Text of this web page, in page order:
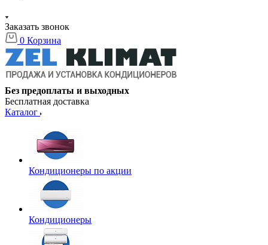
Заказать звонок
0 Корзина
Без предоплаты и выходных
Бесплатная доставка
Каталог
Кондиционеры по акции
Кондиционеры